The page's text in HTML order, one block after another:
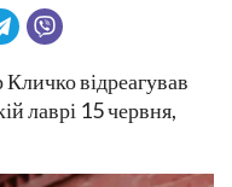
відреагував
лаврі 15 червня,